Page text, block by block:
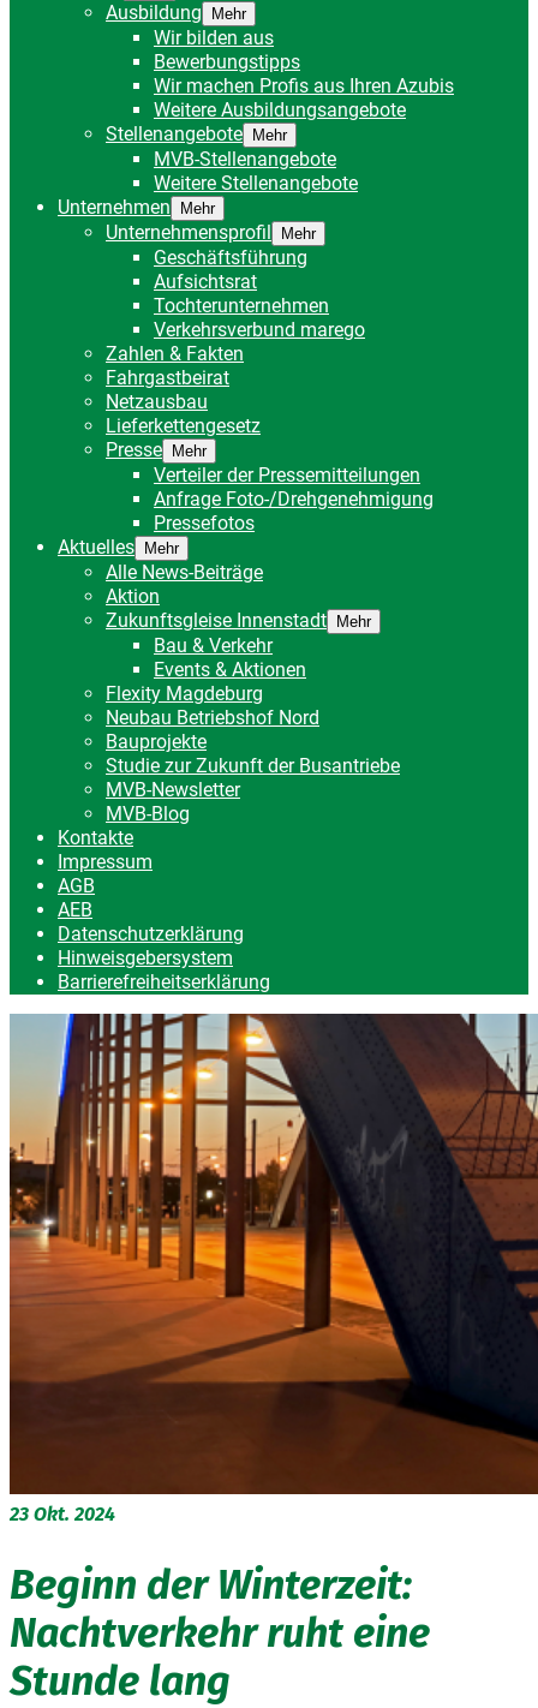
Ausbildung Mehr
Wir bilden aus
Bewerbungstipps
Wir machen Profis aus Ihren Azubis
Weitere Ausbildungsangebote
Stellenangebote
Mehr
MVB-Stellenangebote
Weitere Stellenangebote
Unternehmen
Mehr
Unternehmensprofil Mehr
Geschäftsführung
Aufsichtsrat
Tochterunternehmen
Verkehrsverbund marego
Zahlen & Fakten
Fahrgastbeirat
Netzausbau
Lieferkettengesetz
Presse
Mehr
Verteiler der Pressemitteilungen
Anfrage Foto-/Drehgenehmigung
Pressefotos
Aktuelles
Mehr
Alle News-Beiträge
Aktion
Zukunftsgleise Innenstadt
Mehr
Bau & Verkehr
Events & Aktionen
Flexity Magdeburg
Neubau Betriebshof Nord
Bauprojekte
Studie zur Zukunft der Busantriebe
MVB-Newsletter
MVB-Blog
Kontakte
Impressum
AGB
AEB
Datenschutzerklärung
Hinweisgebersystem
Barrierefreiheitserklärung
23 Okt. 2024
Beginn der Winterzeit:
Nachtverkehr ruht eine
Stunde lang